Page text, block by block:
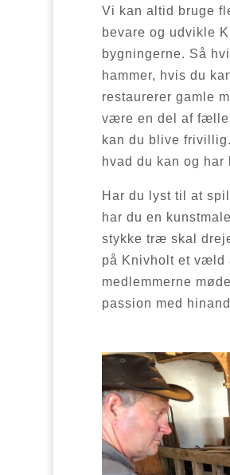
Vi kan altid bruge
bevare og udvikle
bygningerne. Så
hammer, hvis du
restaurerer gamle
være en del af
kan du blive
hvad du kan og
Har du lyst til at
har du en
stykke træ skal
på Knivholt et væld
medlemmerne
passion med